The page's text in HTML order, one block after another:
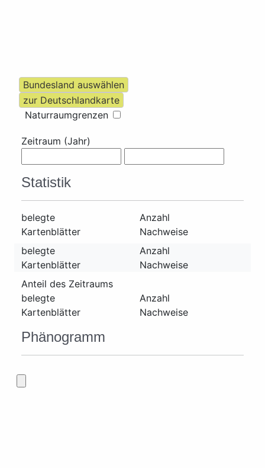
Naturraumgrenzen
Zeitraum (Jahr)
Statistik
belegte
Kartenblätter
Anzahl
Nachweise
belegte
Kartenblätter
Anzahl
Nachweise
Anteil des Zeitraums
belegte
Kartenblätter
Anzahl
Nachweise
Phänogramm